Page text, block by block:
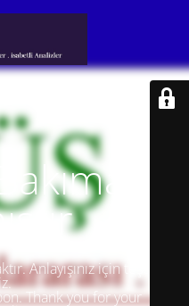
Anlayışınız için teşekkür
Thank you for your